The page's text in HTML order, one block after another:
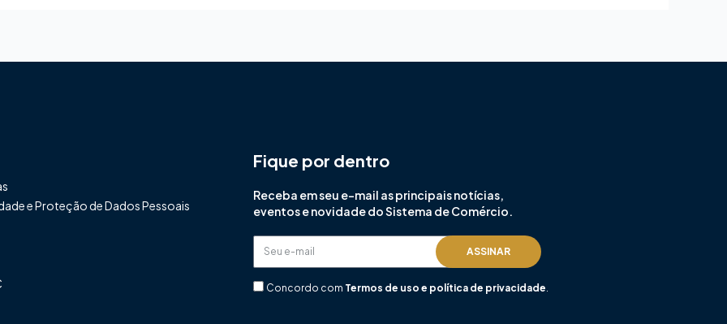
e Proteção de Dados Pessoais
Fique por dentro
Receba em seu e-mail as principais notícias,
eventos e novidade do Sistema de Comércio.
Seu
e-
mail
ASSINAR
Concordo com Termos de uso e política de privacidade